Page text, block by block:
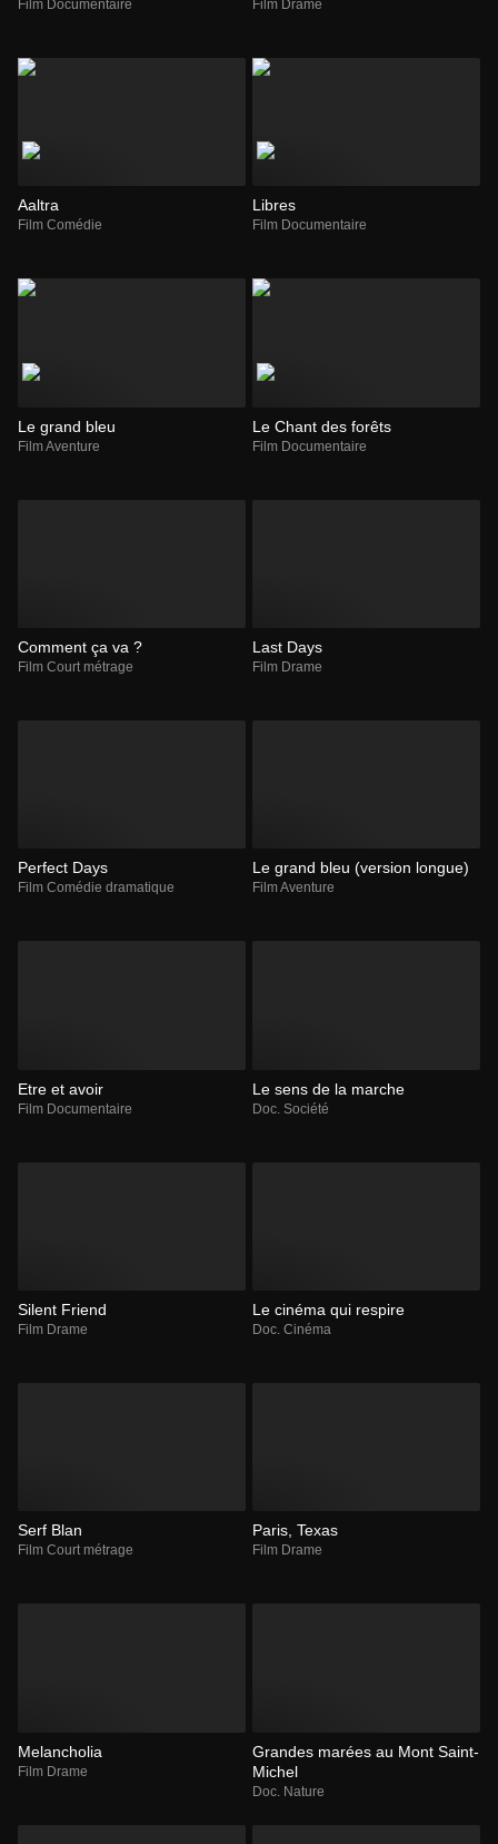
Film Documentaire Film Drame
Aaltra
Film Comédie
Libres
Film Documentaire
Le grand bleu
Film Aventure
Le Chant des forêts
Film Documentaire
Comment ça va ?
Film Court métrage
Last Days
Film Drame
Perfect Days
Film Comédie dramatique
Le grand bleu (version longue)
Film Aventure
Etre et avoir
Film Documentaire
Le sens de la marche
Doc. Société
Silent Friend
Film Drame
Le cinéma qui respire
Doc. Cinéma
Serf Blan
Film Court métrage
Paris, Texas
Film Drame
Melancholia
Film Drame
Grandes marées au Mont Saint-
Michel
Doc. Nature